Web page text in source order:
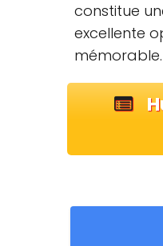
constitue
excellente
mémorable.